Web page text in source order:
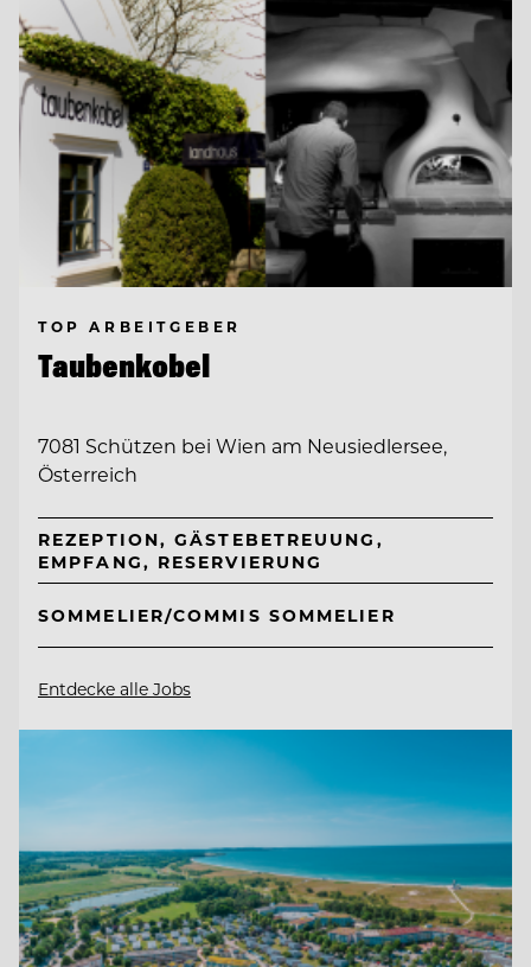
TOP ARBEITGEBER
Taubenkobel
7081 Schützen bei Wien am Neusiedlersee,
Österreich
REZEPTION, GÄSTEBETREUUNG,
EMPFANG, RESERVIERUNG
SOMMELIER/COMMIS SOMMELIER
Entdecke alle Jobs